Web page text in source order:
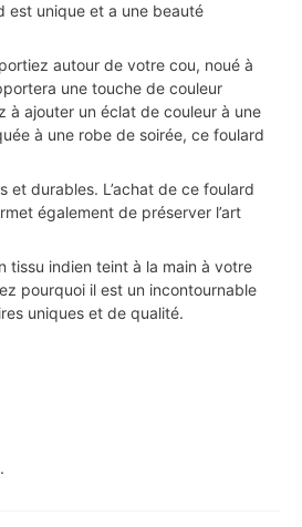
est unique et a une beauté
autour de votre cou, noué à
une touche de couleur
à ajouter un éclat de couleur à une
à une robe de soirée, ce foulard
et durables. L’achat de ce foulard
également de préserver l’art
tissu indien teint à la main à votre
pourquoi il est un incontournable
uniques et de qualité.